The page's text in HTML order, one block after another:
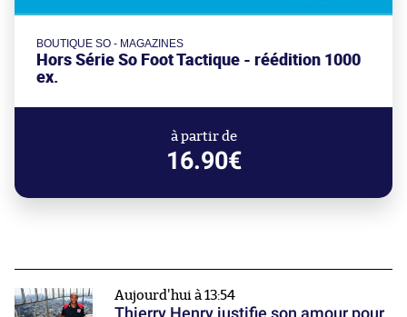
BOUTIQUE SO - MAGAZINES
Hors Série So Foot Tactique - réédition 1000
ex.
à partir de
16.90€
Aujourd'hui à 13:54
Thierry Henry justifie son amour pour